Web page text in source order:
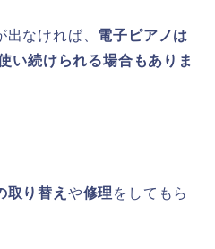
なければ、 電子ピアノは
い続けられる場合もありま
取り替え や修理 をしてもら